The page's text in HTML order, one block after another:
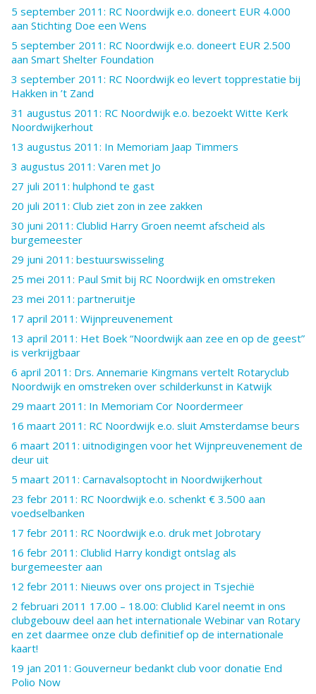
5 september 2011: RC Noordwijk e.o. doneert EUR 4.000
aan Stichting Doe een Wens
5 september 2011: RC Noordwijk e.o. doneert EUR 2.500
aan Smart Shelter Foundation
3 september 2011: RC Noordwijk eo levert topprestatie bij
Hakken in ’t Zand
31 augustus 2011: RC Noordwijk e.o. bezoekt Witte Kerk
Noordwijkerhout
13 augustus 2011: In Memoriam Jaap Timmers
3 augustus 2011: Varen met Jo
27 juli 2011: hulphond te gast
20 juli 2011: Club ziet zon in zee zakken
30 juni 2011: Clublid Harry Groen neemt afscheid als
burgemeester
29 juni 2011: bestuurswisseling
25 mei 2011: Paul Smit bij RC Noordwijk en omstreken
23 mei 2011: partneruitje
17 april 2011: Wijnpreuvenement
13 april 2011: Het Boek “Noordwijk aan zee en op de geest”
is verkrijgbaar
6 april 2011: Drs. Annemarie Kingmans vertelt Rotaryclub
Noordwijk en omstreken over schilderkunst in Katwijk
29 maart 2011: In Memoriam Cor Noordermeer
16 maart 2011: RC Noordwijk e.o. sluit Amsterdamse beurs
6 maart 2011: uitnodigingen voor het Wijnpreuvenement de
deur uit
5 maart 2011: Carnavalsoptocht in Noordwijkerhout
23 febr 2011: RC Noordwijk e.o. schenkt € 3.500 aan
voedselbanken
17 febr 2011: RC Noordwijk e.o. druk met Jobrotary
16 febr 2011: Clublid Harry kondigt ontslag als
burgemeester aan
12 febr 2011: Nieuws over ons project in Tsjechië
2 februari 2011 17.00 – 18.00: Clublid Karel neemt in ons
clubgebouw deel aan het internationale Webinar van Rotary
en zet daarmee onze club definitief op de internationale
kaart!
19 jan 2011: Gouverneur bedankt club voor donatie End
Polio Now